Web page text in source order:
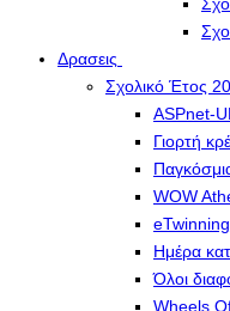
Δρασεις
Σχολικό Έτος
ASPnet-
Γιορτή
WOW
Ημέρα
Όλοι
Wheels